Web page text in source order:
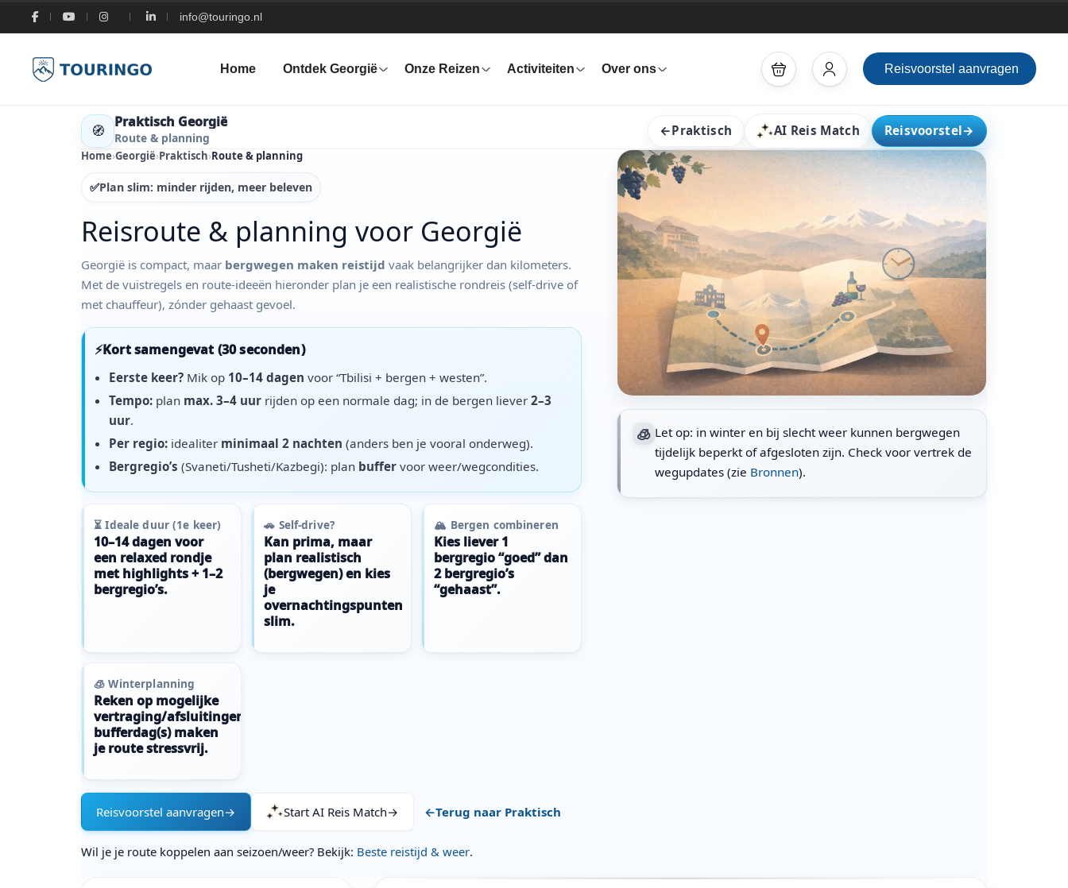
info@touringo.nl
Home Ontdek Georgië Onze Reizen Activiteiten Over ons Reisvoorstel aanvragen
🧭 Praktisch Georgië
Route & planning ←Praktisch AI Reis Match Reisvoorstel→
Home›Georgië›Praktisch›Route & planning
✅Plan slim: minder rijden, meer beleven
Reisroute & planning voor Georgië
Georgië is compact, maar bergwegen maken reistijd vaak belangrijker dan kilometers.
Met de vuistregels en route-ideeën hieronder plan je een realistische rondreis (self-drive of
met chauffeur), zónder gehaast gevoel.
⚡Kort samengevat (30 seconden)
Eerste keer?Mik op 10–14 dagen voor “Tbilisi + bergen + westen”.
Tempo:plan max. 3–4 uurrijden op een normale dag; in de bergen liever 2–3
uur.
Per regio:idealiter minimaal 2 nachten (anders ben je vooral onderweg).
Bergregio’s (Svaneti/Tusheti/Kazbegi): plan buffervoor weer/wegcondities.
⏳ Ideale duur (1e keer)
10–14 dagen voor
een relaxed rondje
met highlights + 1–2
bergregio’s.
🚗 Self-drive?
Kan prima, maar
plan realistisch
(bergwegen) en kies
je
overnachtingspunten
slim.
🏔 Bergen combineren
Kies liever 1
bergregio “goed” dan
2 bergregio’s
“gehaast”.
🧊 Winterplanning
Reken op mogelijke
vertraging/afsluitingen:
bufferdag(s) maken
je route stressvrij.
Reisvoorstel aanvragen→ Start AI Reis Match→ ←Terug naar Praktisch
Wil je je route koppelen aan seizoen/weer? Bekijk: Beste reistijd & weer.
🧊 Let op: in winter en bij slecht weer kunnen bergwegen
tijdelijk beperkt of afgesloten zijn. Check voor vertrek de
wegupdates (zie Bronnen).